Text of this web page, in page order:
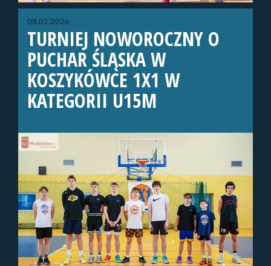
08.01.2026
TURNIEJ NOWOROCZNY O
PUCHAR ŚLĄSKA W
KOSZYKÓWCE 1X1 W
KATEGORII U15M